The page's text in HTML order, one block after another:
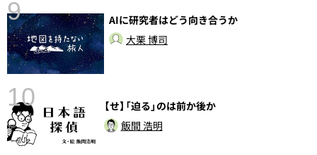
9
AIに研究者はどう向き合うか
大栗 博司
10
【せ】「迫る」のは前か後か
飯間 浩明